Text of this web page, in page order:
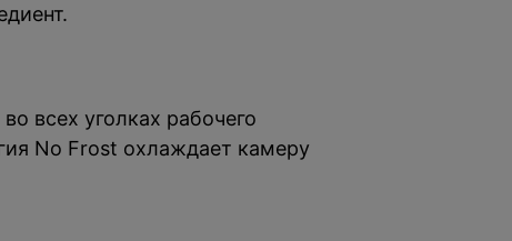
всех уголках рабочего
No Frost охлаждает камеру